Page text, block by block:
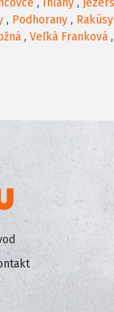
, Ihľany ,
, Podhorany , Rakúsy
, Veľká Franková ,